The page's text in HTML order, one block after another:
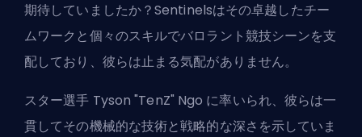
期待していましたか？Sentinelsはその卓越したチー
ムワークと個々のスキルでバロラント競技シーンを支
配しており、彼らは止まる気配がありません。
スター選手 Tyson "TenZ" Ngo に率いられ、彼らは一
貫してその機械的な技術と戦略的な深さを示していま